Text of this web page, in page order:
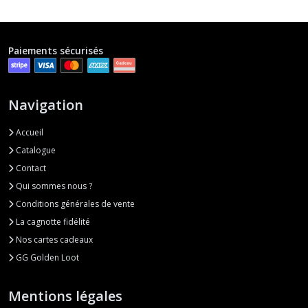
Paiements sécurisés
Navigation
Accueil
Catalogue
Contact
Qui sommes nous ?
Conditions générales de vente
La cagnotte fidélité
Nos cartes cadeaux
GG Golden Loot
Mentions légales